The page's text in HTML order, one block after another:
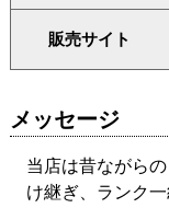
販売サイト
メッセージ
当店は昔ながら
け継ぎ、ランク